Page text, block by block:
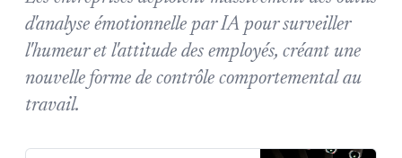
d'analyse émotionnelle par IA pour surveiller
l'humeur et l'attitude des employés, créant une
nouvelle forme de contrôle comportemental au
travail.